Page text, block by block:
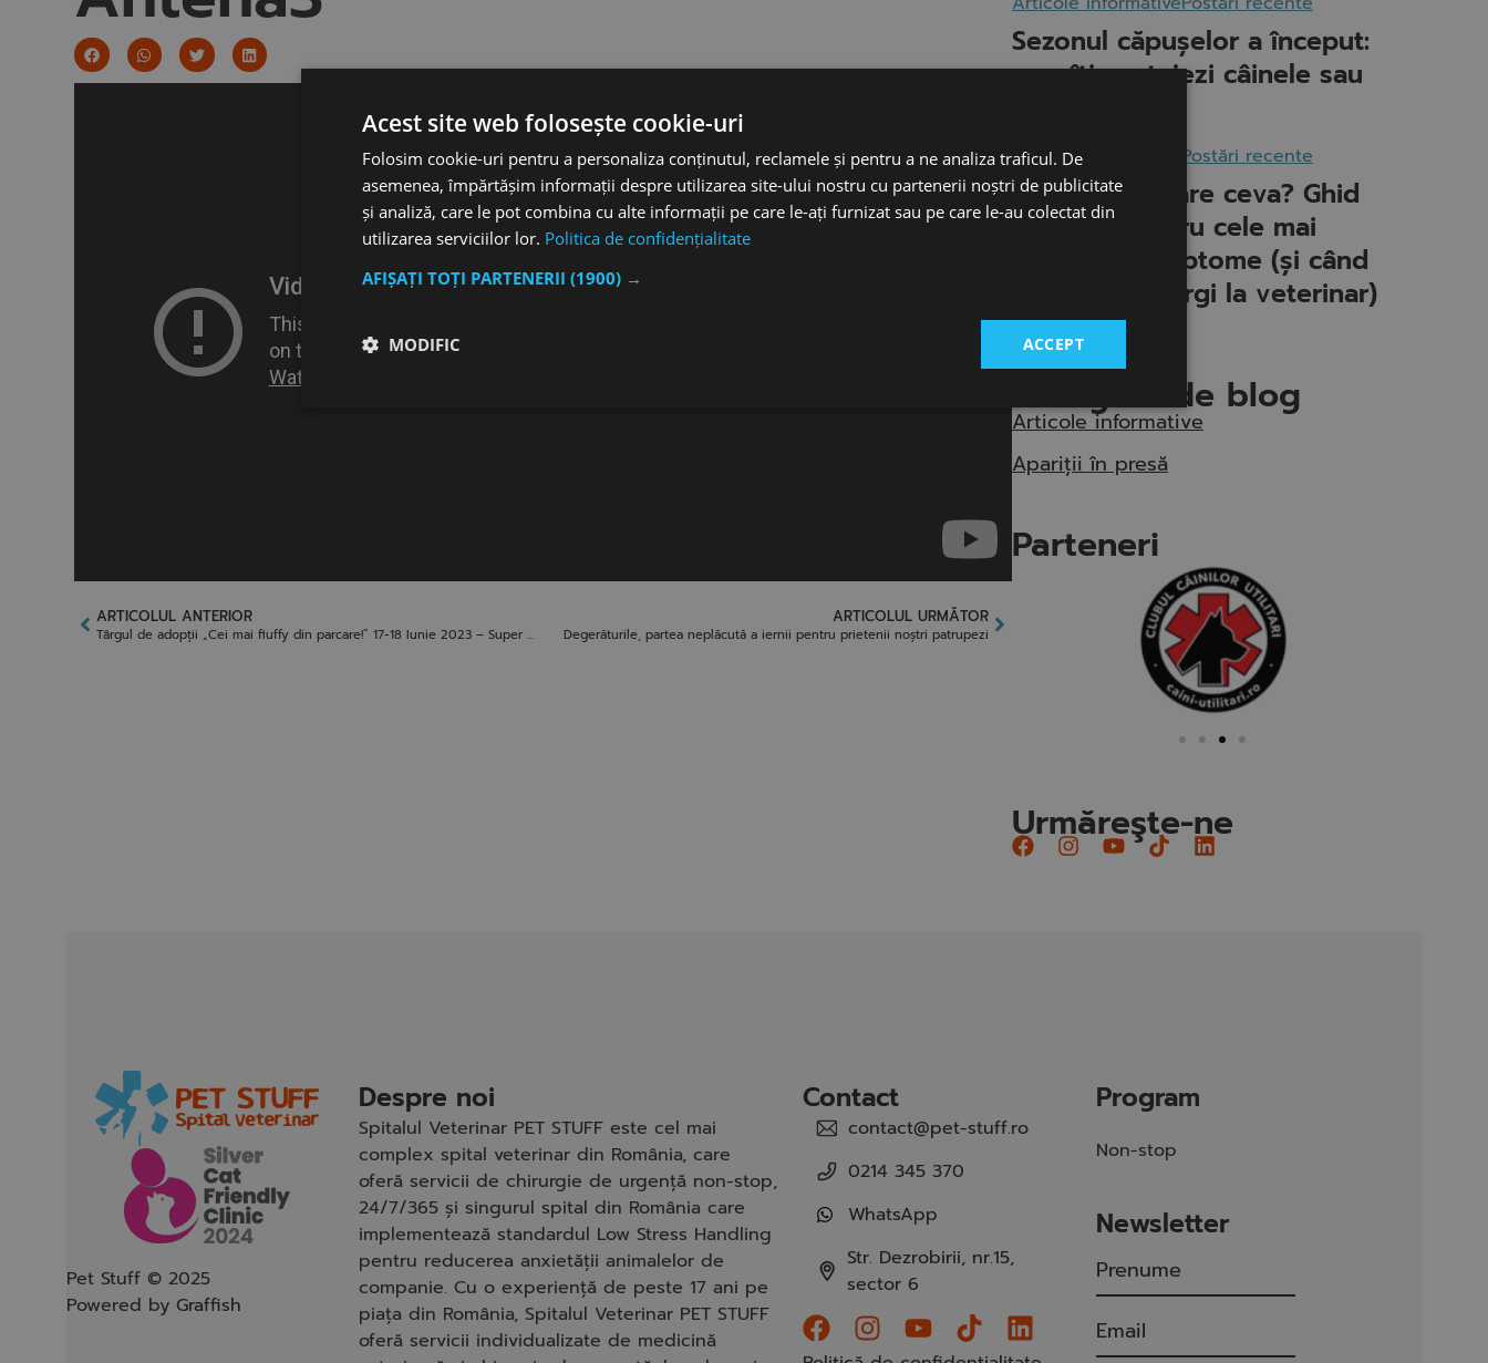
ARTICOLUL ANTERIOR
Târgul de adopții „Cei mai fluffy din parcare!” 17-18 Iunie 2023 – Super Neatza cu Răzvan și Dani
ARTICOLUL URMĂTOR
Degerăturile, partea neplăcută a iernii pentru prietenii noștri patrupezi
Sezonul căpușelor a început:
cum îți protejezi câinele sau
Articole informative Postări recente
Câinele meu are ceva? Ghid
complet pentru cele mai
frecvente simptome (și când
trebuie să mergi la veterinar)
Categorii de blog
Articole informative
Apariții în presă
Parteneri
Urmăreşte-ne
Pet Stuff © 2025
Powered by Graffish
Despre noi
Spitalul Veterinar PET STUFF este cel mai
complex spital veterinar din România, care
oferă servicii de chirurgie de urgență non-stop,
24/7/365 și singurul spital din România care
implementează standardul Low Stress Handling
pentru reducerea anxietății animalelor de
companie. Cu o experiență de peste 17 ani pe
piața din România, Spitalul Veterinar PET STUFF
oferă servicii individualizate de medicină
Contact
contact@pet-stuff.ro
0214 345 370
WhatsApp
Str. Dezrobirii, nr.15,
sector 6
Program
Non-stop
Newsletter
Acest site web folosește cookie-uri
Folosim cookie-uri pentru a personaliza conținutul, reclamele și pentru a ne analiza traficul. De
asemenea, împărtășim informații despre utilizarea site-ului nostru cu partenerii noștri de publicitate
și analiză, care le pot combina cu alte informații pe care le-ați furnizat sau pe care le-au colectat din
utilizarea serviciilor lor. Politica de confidențialitate
AFIȘAȚI TOȚI PARTENERII (1900) →
ACCEPT
MODIFIC